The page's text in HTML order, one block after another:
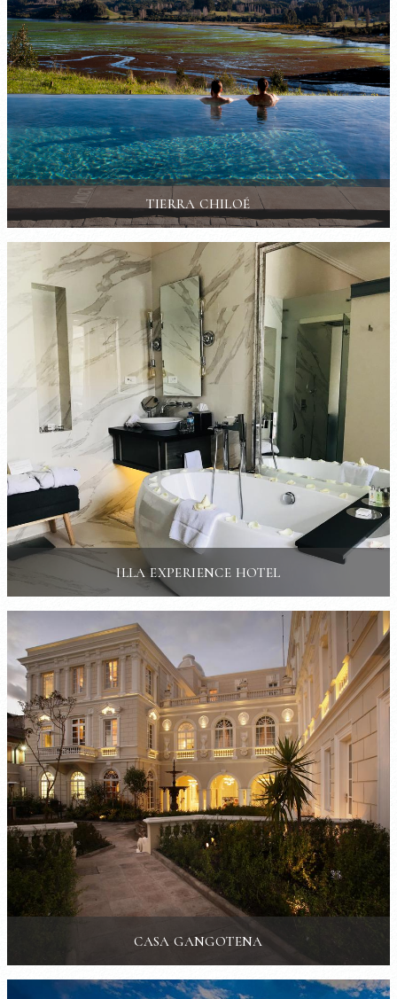
TIERRA CHILOÉ
ILLA EXPERIENCE HOTEL
CASA GANGOTENA